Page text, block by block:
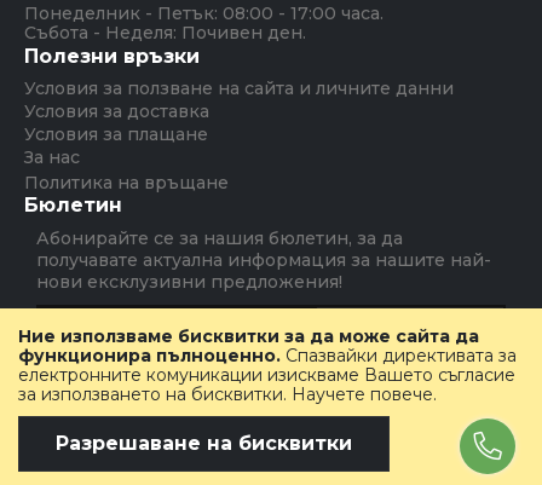
Ние използваме бисквитки за да може сайта да
функционира пълноценно. Спазвайки директивата за
електронните комуникации изискваме Вашето съгласие
за използването на бисквитки. Научете повече.
Разрешаване на бисквитки
Понеделник - Петък: 08:00 - 17:00 часа.
Събота - Неделя: Почивен ден.
Полезни връзки
Условия за ползване на сайта и личните данни
Условия за доставка
Условия за плащане
За нас
Политика на връщане
Бюлетин
Абонирайте се за нашия бюлетин, за да
получавате актуална информация за нашите най-
нови ексклузивни предложения!
Абониране
Copyright © Emocosmetics Group, Inc. All rights
reserved.